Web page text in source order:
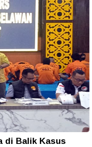
di Balik Kasus